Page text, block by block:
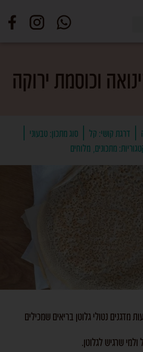
וכוסמת ירוקה
דרגת קושי: קל סוג מתכון:טבעוני
מתכונים, מלוחים
מדגנים נטולי גלוטן בריאים שמכילים
שרגיש לגלוטן.